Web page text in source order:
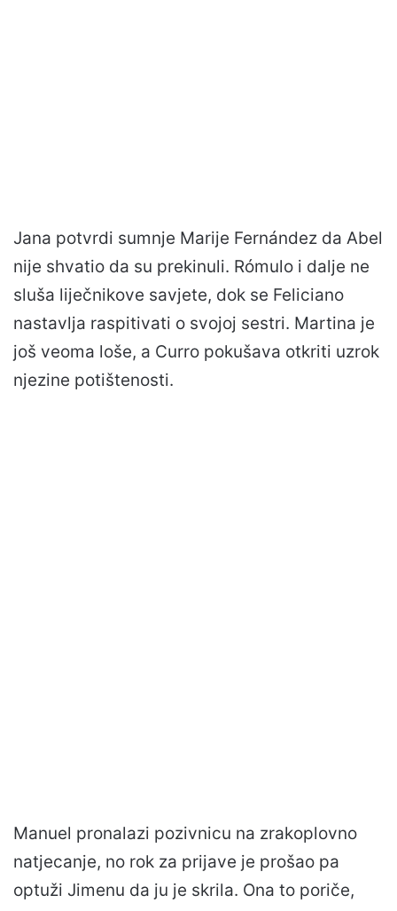
Jana potvrdi sumnje Marije Fernández da Abel
nije shvatio da su prekinuli. Rómulo i dalje ne
sluša liječnikove savjete, dok se Feliciano
nastavlja raspitivati o svojoj sestri. Martina je
još veoma loše, a Curro pokušava otkriti uzrok
njezine potištenosti.
Manuel pronalazi pozivnicu na zrakoplovno
natjecanje, no rok za prijave je prošao pa
optuži Jimenu da ju je skrila. Ona to poriče,